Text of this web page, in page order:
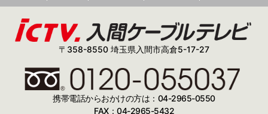
〒358-8550 埼玉県入間市高倉5-17-27
携帯電話からおかけの方は：04-2965-0550
FAX：04-2965-5432